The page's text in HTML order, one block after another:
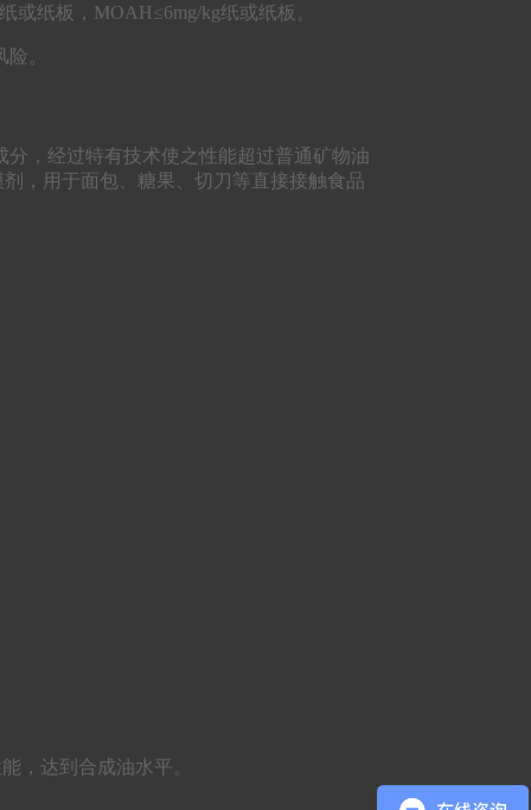
或纸板，MOAH≤6mg/kg纸或纸板。
。
，经过特有技术使之性能超过普通矿物油
，用于面包、糖果、切刀等直接接触食品
，达到合成油水平。